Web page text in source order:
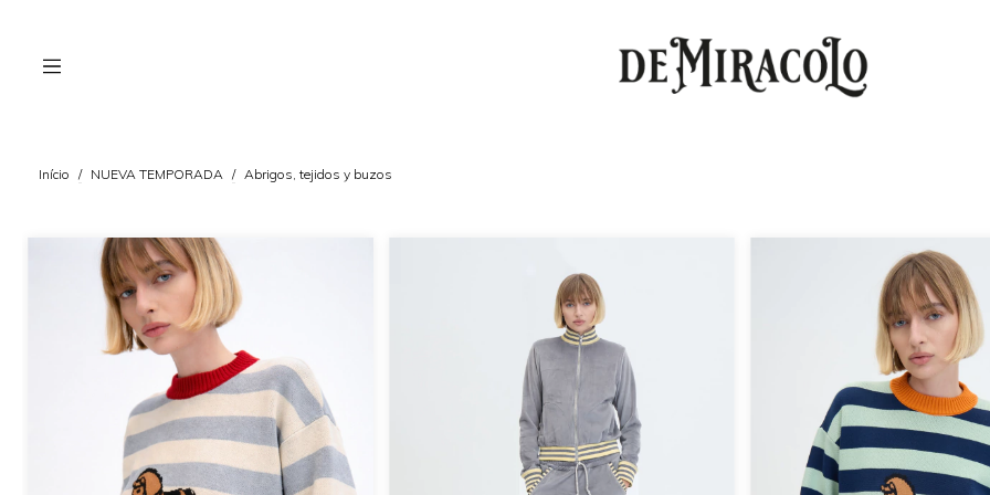
Início / NUEVA TEMPORADA / Abrigos, tejidos y buzos